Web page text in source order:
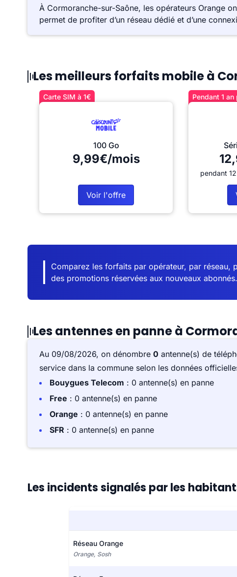
À Cormoranche-sur-Saône, les opérateurs Orange
permet de profiter d’un réseau dédié et d’une
Les meilleurs forfaits mobile à
Carte SIM à 1€
100 Go
9,99€/mois
Voir l'offre
Pendant 1
pendant
Comparez les forfaits par opérateur, par
des promotions réservées aux nouveaux abonnés.
Les antennes en panne à
Au 09/08/2026, on dénombre 0 antenne(s) de
service dans la commune selon les données
Bouygues Telecom : 0 antenne(s) en panne
Free : 0 antenne(s) en panne
Orange : 0 antenne(s) en panne
SFR : 0 antenne(s) en panne
Les incidents signalés par les
Réseau Orange
Orange, Sosh